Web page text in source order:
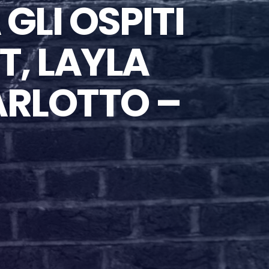
OSPITI
LAYLA
–